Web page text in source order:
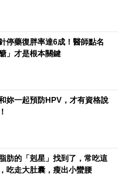
停藥復胖率達6成！醫師點名
醣」才是根本關鍵
妳一起預防HPV，才有資格說
肪的「剋星」找到了，常吃這
吃走大肚囊，瘦出小蠻腰